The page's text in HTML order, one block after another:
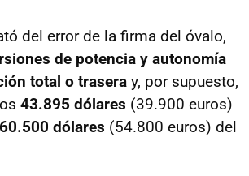
del error de la firma del óvalo,
de potencia y autonomía
total o trasera y, por supuesto,
43.895 dólares (39.900 euros)
60.500 dólares (54.800 euros) del